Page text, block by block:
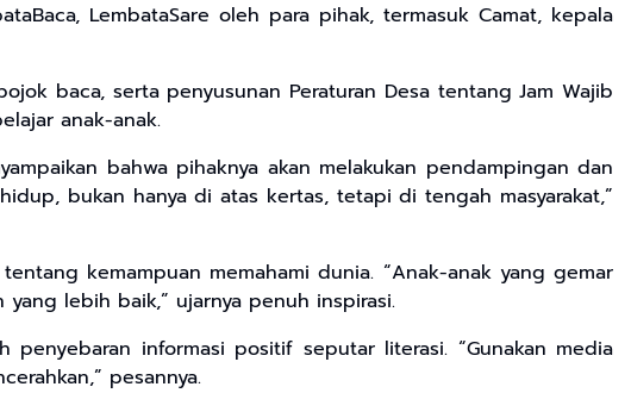
LembataSare oleh para pihak, termasuk Camat, kepala
baca, serta penyusunan Peraturan Desa tentang Jam Wajib
anak-anak.
bahwa pihaknya akan melakukan pendampingan dan
bukan hanya di atas kertas, tetapi di tengah masyarakat,”
kemampuan memahami dunia. “Anak-anak yang gemar
lebih baik,” ujarnya penuh inspirasi.
informasi positif seputar literasi. “Gunakan media
pesannya.